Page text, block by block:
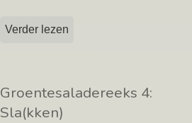
Verder lezen
Groentesaladereeks 4:
Sla(kken)